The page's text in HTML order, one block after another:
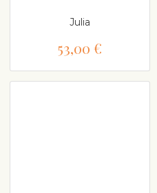
Julia
53,00 €